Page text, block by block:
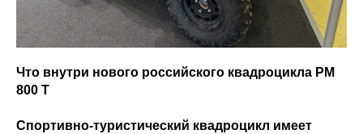
Что внутри нового российского квадроцикла РМ
800 Т
Спортивно-туристический квадроцикл имеет